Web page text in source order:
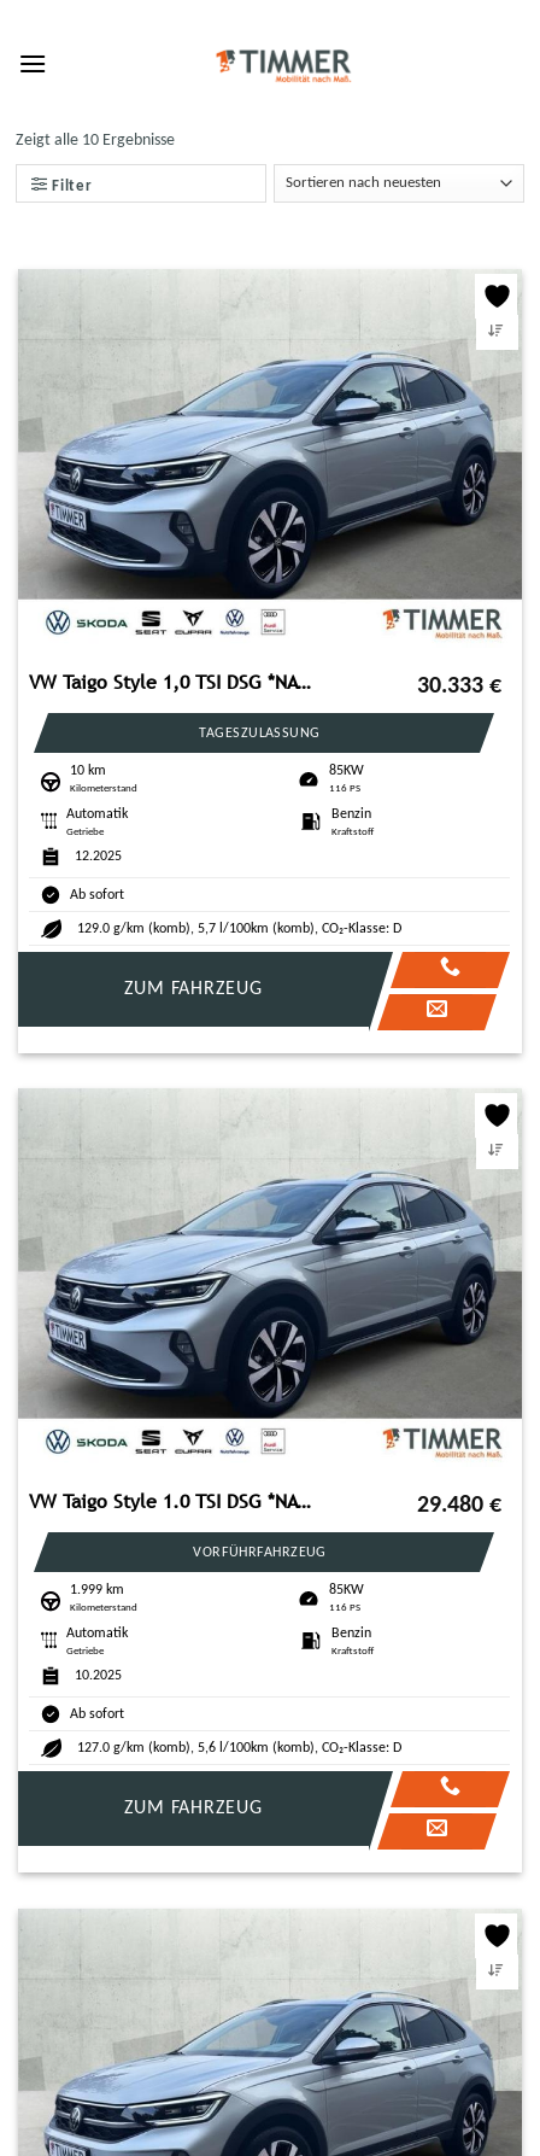
content
Filter
Zeigt alle 10 Ergebnisse
VW Taigo Style 1,0 TSI DSG *NAVI*GANZJAHRESREIFEN* 30.333 €
TAGESZULASSUNG
10 km
Kilometerstand
85KW
116 PS
Automatik
Getriebe
Benzin
Kraftstoff
12.2025
Ab sofort
129.0 g/km (komb), 5,7 l/100km (komb), CO₂-Klasse: D
ZUM FAHRZEUG
VW Taigo Style 1.0 TSI DSG *NAVI*IQ.DRIVE*GANZJAHRE 29.480 €
VORFÜHRFAHRZEUG
1.999 km
Kilometerstand
85KW
116 PS
Automatik
Getriebe
Benzin
Kraftstoff
10.2025
Ab sofort
127.0 g/km (komb), 5,6 l/100km (komb), CO₂-Klasse: D
ZUM FAHRZEUG